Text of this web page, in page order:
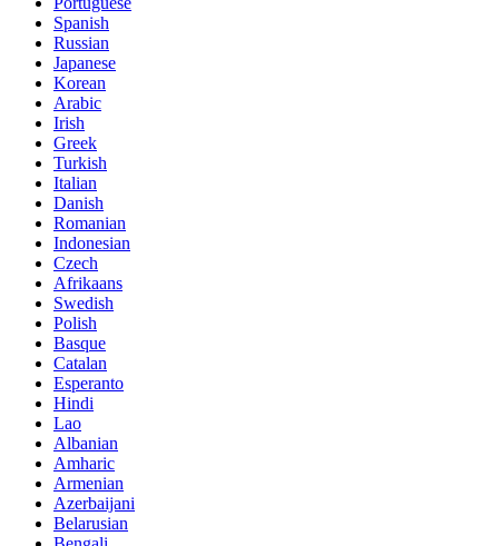
Spanish
Russian
Japanese
Korean
Arabic
Irish
Greek
Turkish
Italian
Danish
Romanian
Indonesian
Czech
Afrikaans
Swedish
Polish
Basque
Catalan
Esperanto
Hindi
Lao
Albanian
Amharic
Armenian
Azerbaijani
Belarusian